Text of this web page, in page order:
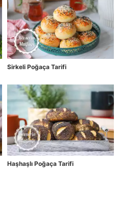
Sirkeli Poğaça Tarifi
Haşhaşlı Poğaça Tarifi